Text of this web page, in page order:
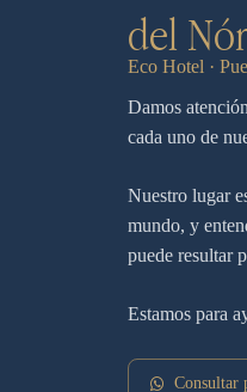
del
Eco Hotel ·
Damos
cada uno de
Nuestro lugar
mundo, y
puede resultar
Estamos para
Consultar